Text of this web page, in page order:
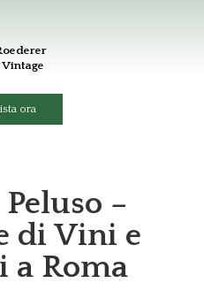
ora
–
di Vini e
a Roma